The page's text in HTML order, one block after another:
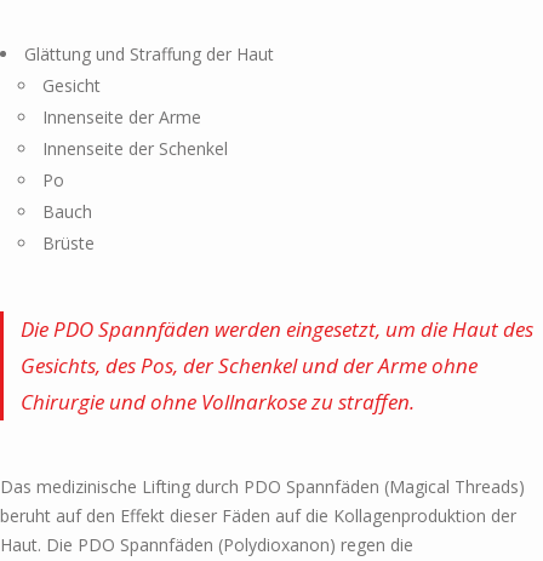
Glättung und Straffung der Haut
Gesicht
Innenseite der Arme
Innenseite der Schenkel
Po
Bauch
Brüste
Die PDO Spannfäden werden eingesetzt, um die Haut des
Gesichts, des Pos, der Schenkel und der Arme ohne
Chirurgie und ohne Vollnarkose zu straffen.
Das medizinische Lifting durch PDO Spannfäden (Magical Threads)
beruht auf den Effekt dieser Fäden auf die Kollagenproduktion der
Haut. Die PDO Spannfäden (Polydioxanon) regen die